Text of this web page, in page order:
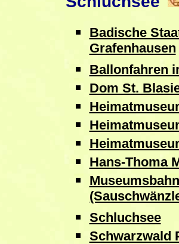
Badische
Grafenhausen
Ballonfahren
Dom St.
Hans-Thoma
Schluchsee
Schwarzwald